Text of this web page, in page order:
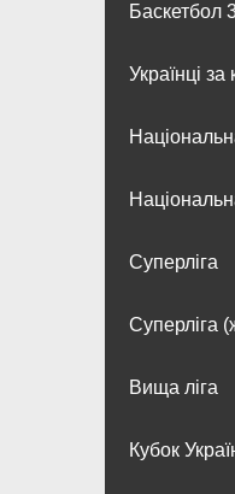
Баскетбол
Українці
Суперліга
Суперліга
Вища лiга
Кубок